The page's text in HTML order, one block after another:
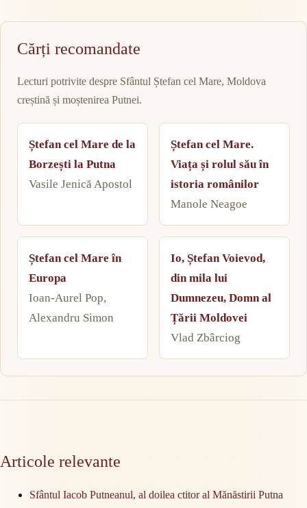
Cărți recomandate
Lecturi potrivite despre Sfântul Ștefan cel Mare, Moldova
creștină și moștenirea Putnei.
Ștefan cel Mare de la
Borzești la Putna
Vasile Jenică Apostol
Ștefan cel Mare.
Viața și rolul său în
istoria românilor
Manole Neagoe
Ștefan cel Mare în
Europa
Ioan-Aurel Pop,
Alexandru Simon
Io, Ștefan Voievod,
din mila lui
Dumnezeu, Domn al
Țării Moldovei
Vlad Zbârciog
Articole relevante
Sfântul Iacob Putneanul, al doilea ctitor al Mănăstirii Putna